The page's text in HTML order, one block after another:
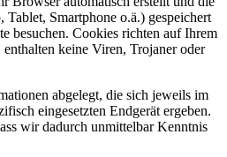
Smartphone o.ä.) gespeichert
besuchen. Cookies richten auf Ihrem
keine Viren, Trojaner oder
abgelegt, die sich jeweils im
eingesetzten Endgerät ergeben.
wir dadurch unmittelbar Kenntnis